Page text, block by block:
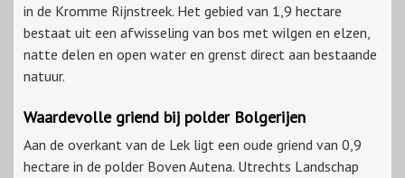
in de Kromme Rijnstreek. Het gebied van 1,9 hectare
bestaat uit een afwisseling van bos met wilgen en elzen,
natte delen en open water en grenst direct aan bestaande
natuur.
Waardevolle griend bij polder Bolgerijen
Aan de overkant van de Lek ligt een oude griend van 0,9
hectare in de polder Boven Autena. Utrechts Landschap